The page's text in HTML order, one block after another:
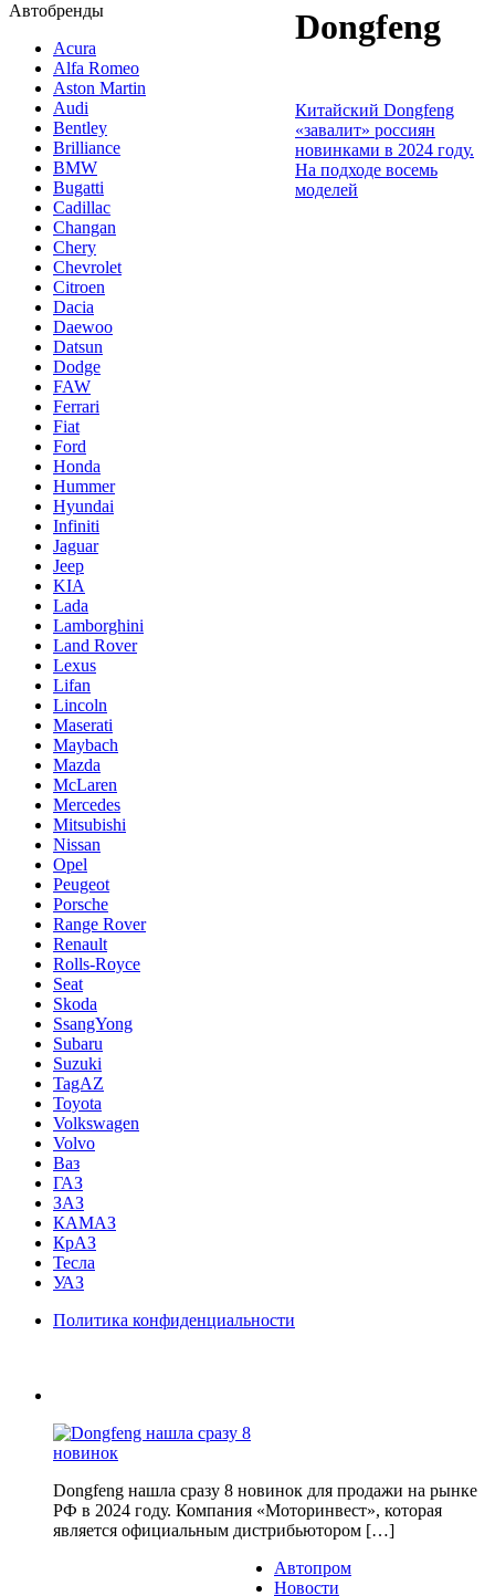
Автобренды
Acura
Alfa Romeo
Aston Martin
Audi
Bentley
Brilliance
BMW
Bugatti
Cadillac
Changan
Chery
Chevrolet
Citroen
Dacia
Daewoo
Datsun
Dodge
FAW
Ferrari
Fiat
Ford
Honda
Hummer
Hyundai
Infiniti
Jaguar
Jeep
KIA
Lada
Lamborghini
Land Rover
Lexus
Lifan
Lincoln
Maserati
Maybach
Mazda
McLaren
Mercedes
Mitsubishi
Nissan
Opel
Peugeot
Porsche
Range Rover
Renault
Rolls-Royce
Seat
Skoda
SsangYong
Subaru
Suzuki
TagAZ
Toyota
Volkswagen
Volvo
Ваз
ГАЗ
ЗАЗ
КАМАЗ
КрАЗ
Тесла
УАЗ
Политика конфиденциальности
Dongfeng
Китайский Dongfeng
«завалит» россиян
новинками в 2024 году.
На подходе восемь
моделей
Dongfeng нашла сразу 8 новинок для продажи на рынке
РФ в 2024 году. Компания «Моторинвест», которая
является официальным дистрибьютором […]
Автопром
Новости